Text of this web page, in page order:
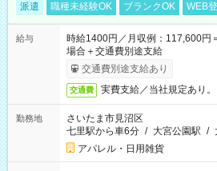
派遣 職種未経験OK ブランクOK WEB
給与
時給1400円／月収例：117,600円
場合＋交通費別途支給
交通費別途支給あり
交通費 実費支給／当社規定あり。
勤務地
さいたま市見沼区
七里駅から車6分 / 大宮公園駅 /
アパレル・日用雑貨